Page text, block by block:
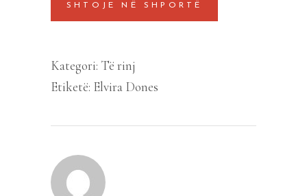
keshtu
SHTOJE NË SHPORTË
Kategori: Të rinj
Etiketë: Elvira Dones